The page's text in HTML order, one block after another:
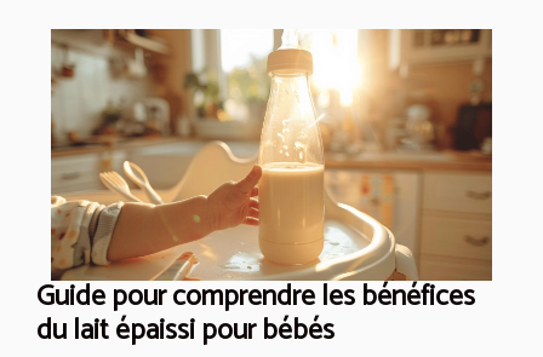
Guide pour comprendre les bénéfices
du lait épaissi pour bébés